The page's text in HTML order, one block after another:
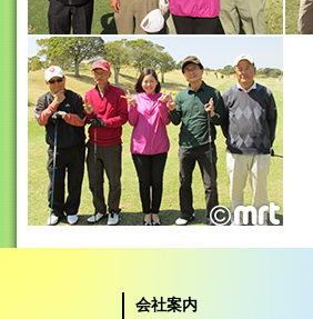
会社案内